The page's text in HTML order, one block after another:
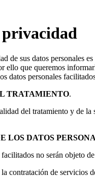
de sus datos personales
ello que queremos
datos personales
TRATAMIENTO.
del tratamiento y de la
LOS DATOS
no serán objeto
contratación de servicios